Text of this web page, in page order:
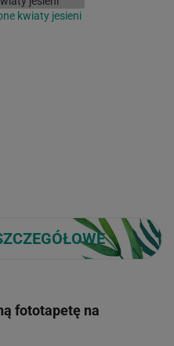
kwiaty jesieni
fototapetę na